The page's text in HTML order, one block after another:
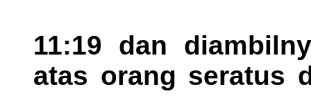
11:19 dan
atas orang seratus